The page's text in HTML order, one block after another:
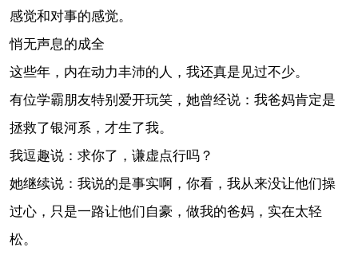
感觉和对事的感觉。
悄无声息的成全
这些年，内在动力丰沛的人，我还真是见过不少。
有位学霸朋友特别爱开玩笑，她曾经说：我爸妈肯定是
拯救了银河系，才生了我。
我逗趣说：求你了，谦虚点行吗？
她继续说：我说的是事实啊，你看，我从来没让他们操
过心，只是一路让他们自豪，做我的爸妈，实在太轻
松。